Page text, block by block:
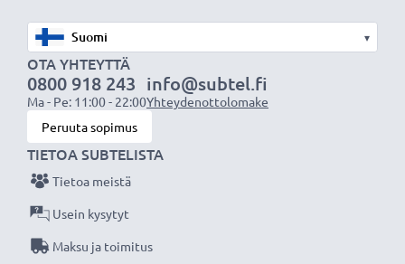
suotimien kiinnittämiseksi
✔ Vastavalosuoja laajakulmaobjektiiveille
✔ Voidaan yhdistää linssisuojukseen, objektiivin
suojukseen tai suotimiin
✔ Yleinen vastavalosuoja kaikkiin objektiivin
suodinkierteisiin, joissa on sama halkaisija
Tekniset tiedot:
Halkaisija: Ø 39mm
Materiaali: Metalli
▾
OTA YHTEYTTÄ
0800 918 243
Ma - Pe: 11:00 - 22:00
info@subtel.fi
Yhteydenottolomake
Peruuta sopimus
TIETOA SUBTELISTA
Tietoa meistä
Usein kysytyt
Maksu ja toimitus